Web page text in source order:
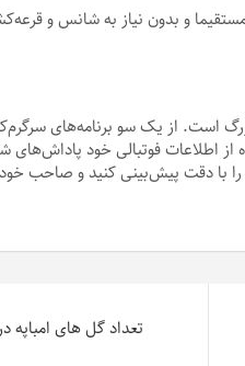
و بدون نیاز به شانس و
است. از یک سو برنامه‌های
از اطلاعات فوتبالی خود
با دقت پیش‌بینی کنید و صاحب
تعداد گل های